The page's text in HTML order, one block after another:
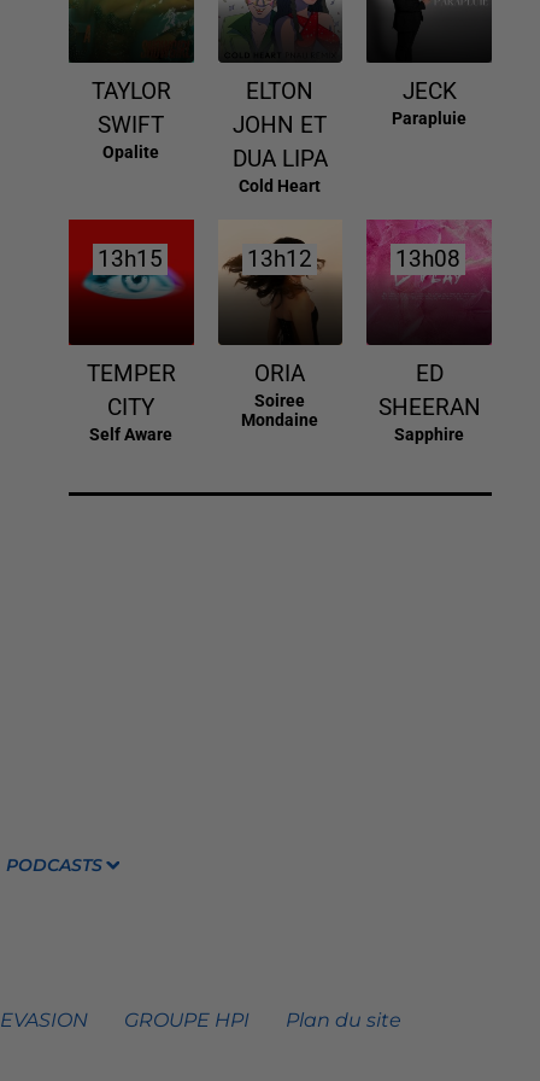
TAYLOR
SWIFT
Opalite
ELTON
JOHN ET
DUA LIPA
Cold Heart
JECK
Parapluie
13h15
13h15
TEMPER
CITY
Self Aware
13h12
13h12
ORIA
Soiree
Mondaine
13h08
13h08
ED
SHEERAN
Sapphire
PODCASTS
GROUPE HPI Plan du site